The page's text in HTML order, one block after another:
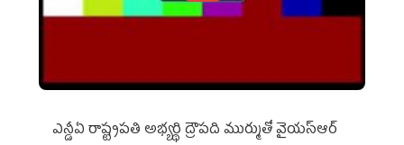
ఎన్డీఏ రాష్ట్ర‌ప‌తి అభ్య‌ర్థి ద్రౌప‌ది ముర్ముతో వైయ‌స్ఆర్